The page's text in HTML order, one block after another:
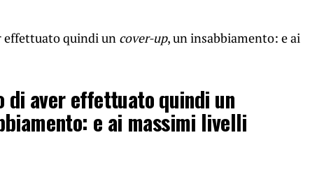
effettuato quindi un cover-up, un insabbiamento: e ai
di aver effettuato quindi un
e ai massimi livelli